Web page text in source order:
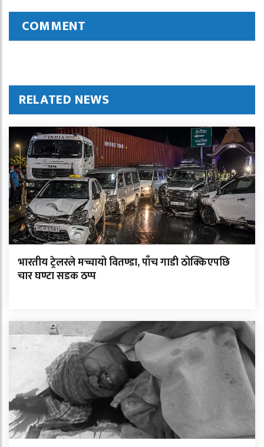
COMMENT
RELATED NEWS
भारतीय ट्रेलरले मच्चायो वितण्डा, पाँच गाडी ठोक्किएपछि
चार घण्टा सडक ठप्प